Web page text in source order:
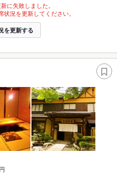
に失敗しました。
況を更新してください。
を更新する